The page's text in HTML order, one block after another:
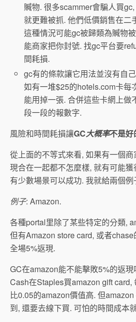
贓物. 很多scammer會騙人買
就更難被抓. 他們低價銷售在二
這種情況可能gc被歸類為贓物
能商家把你封號. 找gc平台要
間耗損.
gc有的條款讓它用法並沒有自
如有一堆$25的hotels.com卡每
能用掉一張. 合併這些卡網上做
段一段的報數字.
風險和時間耗損讓GC大概率不是好
從上面的不等式來看, 如果有一個
現合在一起都不怎麼樣, 就有可能
有少數場景可以成功. 我就給兩個例
例子: Amazon.
各種portal里除了某些特定的分類,
但有Amazon store card, 或者
全場5%返現.
GC在amazon能不能擊敗5%的返
Cash在Staples買amazon gift card,
比0.05的amazon價值高. 但
到, 還要去線下買. 可怕的時間成本